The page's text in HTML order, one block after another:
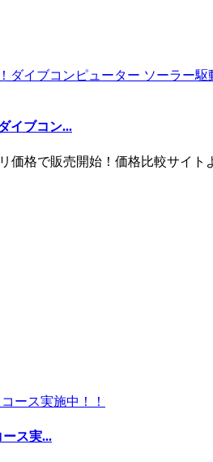
イブコン...
価格で販売開始！価格比較サイ
ス実...